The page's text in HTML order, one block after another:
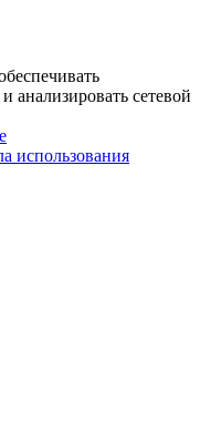
анализировать сетевой
использования